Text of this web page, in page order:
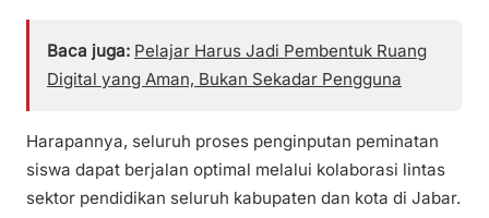
Baca juga: Pelajar Harus Jadi Pembentuk Ruang
Digital yang Aman, Bukan Sekadar Pengguna
Harapannya, seluruh proses penginputan peminatan
siswa dapat berjalan optimal melalui kolaborasi lintas
sektor pendidikan seluruh kabupaten dan kota di Jabar.